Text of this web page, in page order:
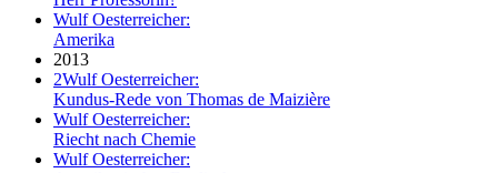
Wulf Oesterreicher:
Amerika
2013
2Wulf Oesterreicher:
Kundus-Rede von Thomas de Maizière
Wulf Oesterreicher:
Riecht nach Chemie
Wulf Oesterreicher: